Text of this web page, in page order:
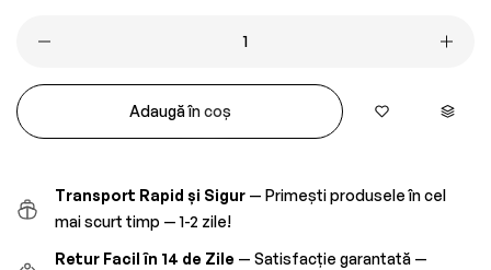
Adaugă în coș
Transport Rapid și Sigur — Primești produsele în cel
mai scurt timp — 1-2 zile!
Retur Facil în 14 de Zile — Satisfacție garantată —